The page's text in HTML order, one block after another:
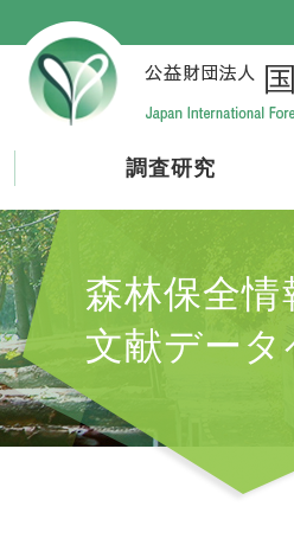
調査研究
森林保全情
文献データ